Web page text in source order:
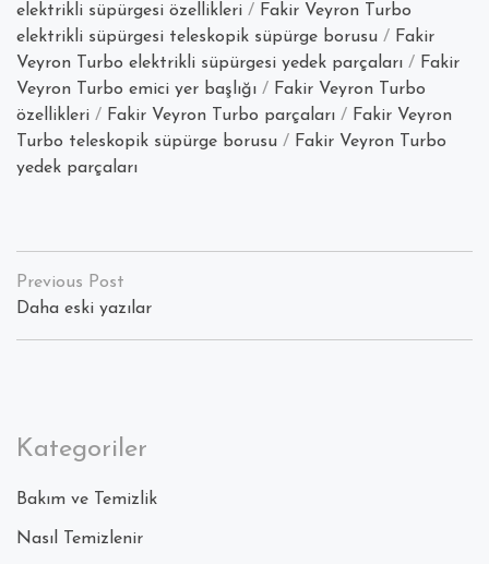
elektrikli süpürgesi özellikleri / Fakir Veyron Turbo
elektrikli süpürgesi teleskopik süpürge borusu / Fakir
Veyron Turbo elektrikli süpürgesi yedek parçaları / Fakir
Veyron Turbo emici yer başlığı / Fakir Veyron Turbo
özellikleri / Fakir Veyron Turbo parçaları / Fakir Veyron
Turbo teleskopik süpürge borusu / Fakir Veyron Turbo
yedek parçaları
Yazı
dolaşımı
Daha eski yazılar
Kategoriler
Bakım ve Temizlik
Nasıl Temizlenir